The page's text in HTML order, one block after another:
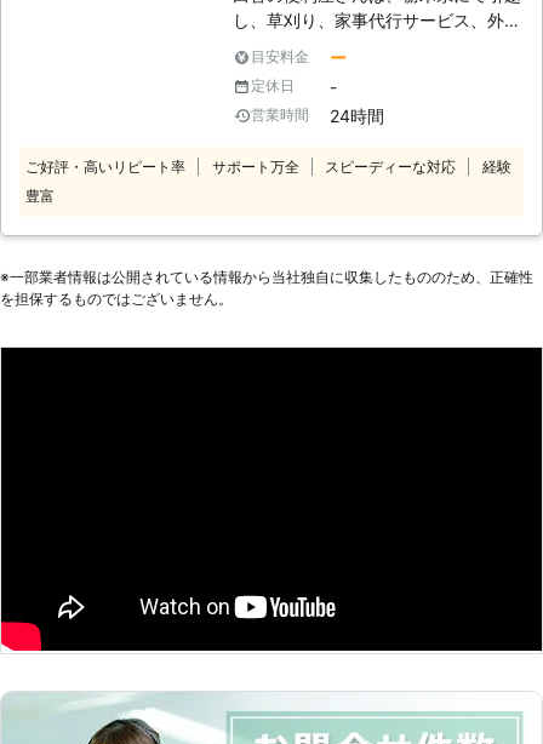
ットーは、安心・親切・低料金です！
お客様が何か「困ったこと」「手伝っ
てほしい」ときに一番に思い出しても
しています！ お客様と末永くお付き
合い頂ける便利屋として、スタッフ一
同誠心誠意心を込めて対応していま
し、草刈り、家事代行サービス、外
壁・屋根塗装、不用品回収・リサイク
ルなどおこなっている便利屋です。
便利屋としての経験は、14年になり
ます！ その中でたくさんのお客様た
きました。 多くのお客様から「任せ
ています！ お客様に喜んでいただけ
ろしくお願いいたします。 【家事代
お願いしたいとき。 田舎の便利屋さ
りや買取り、大工仕事全般、建物解
なことを承っています。 生活の中で
困ったことがあればなんでも、田舎の
目安料金 ー
定休日 -
営業時間 24時間
ご好評・高いリピート率 サポート万全 スピーディーな対応
経験
豊富
※⼀部業者情報は公開されている情報から当社独⾃に収集したもののため、正確性
を担保するものではございません。